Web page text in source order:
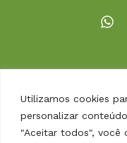
Utilizamos cookies
personalizar
"Aceitar todos", você